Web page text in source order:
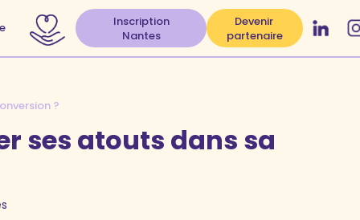
Inscription
Nantes
Devenir
partenaire
?
ses atouts dans sa